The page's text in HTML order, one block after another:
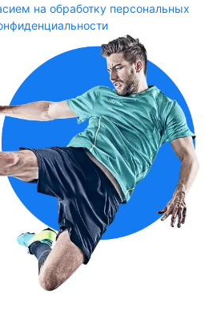
на обработку персональных